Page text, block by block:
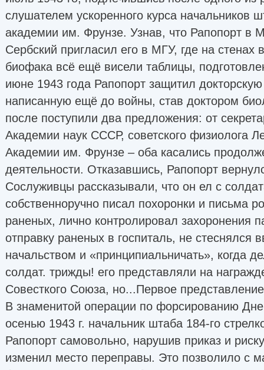
слушателем ускоренного курса начальников
академии им. Фрунзе. Узнав, что Рапопорт в
Сербский пригласил его в МГУ, где на стенах
биофака всё ещё висели таблицы,
июне 1943 года Рапопорт защитил
написанную ещё до войны, став доктором
после поступили два предложения: от
Академии наук СССР, советского физиолога
Академии им. Фрунзе – оба касались
деятельности. Отказавшись, Рапопорт
Сослуживцы рассказывали, что он ел с
собственноручно писал похоронки и письма
раненых, лично контролировал захоронения
отправку раненых в госпиталь, не стеснялся
начальством и «принципиальничать», когда
солдат. трижды! его представляли на
Совесткого Союза, но...Первое
В знаменитой операции по форсированию
осенью 1943 г. начальник штаба 184-го
Рапопорт самовольно, нарушив приказ и
изменил место переправы. Это позволило с